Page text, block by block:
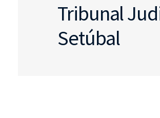
Tribunal
Setúbal